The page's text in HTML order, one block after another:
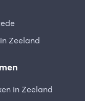
Zeeland
in Zeeland